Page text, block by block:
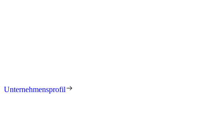
Unternehmensprofil